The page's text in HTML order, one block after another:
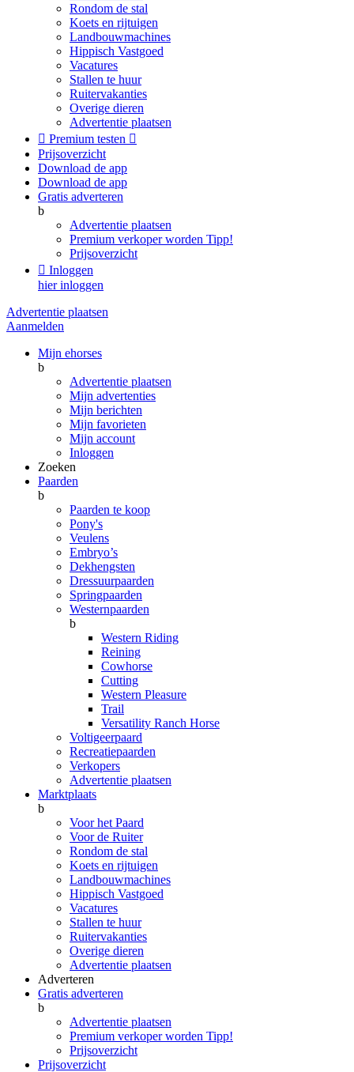
Rondom de stal
Koets en rijtuigen
Landbouwmachines
Hippisch Vastgoed
Vacatures
Stallen te huur
Ruitervakanties
Overige dieren
Advertentie plaatsen
 Premium testen 
Prijsoverzicht
Download de app
Download de app
Gratis adverteren
b
Advertentie plaatsen
Premium verkoper worden Tipp!
Prijsoverzicht
 Inloggen
hier inloggen
Advertentie plaatsen
Aanmelden
Mijn ehorses
b
Advertentie plaatsen
Mijn advertenties
Mijn berichten
Mijn favorieten
Mijn account
Inloggen
Zoeken
Paarden
b
Paarden te koop
Pony's
Veulens
Embryo’s
Dekhengsten
Dressuurpaarden
Springpaarden
Westernpaarden
b
Western Riding
Reining
Cowhorse
Cutting
Western Pleasure
Trail
Versatility Ranch Horse
Voltigeerpaard
Recreatiepaarden
Verkopers
Advertentie plaatsen
Marktplaats
b
Voor het Paard
Voor de Ruiter
Rondom de stal
Koets en rijtuigen
Landbouwmachines
Hippisch Vastgoed
Vacatures
Stallen te huur
Ruitervakanties
Overige dieren
Advertentie plaatsen
Adverteren
Gratis adverteren
b
Advertentie plaatsen
Premium verkoper worden Tipp!
Prijsoverzicht
Prijsoverzicht